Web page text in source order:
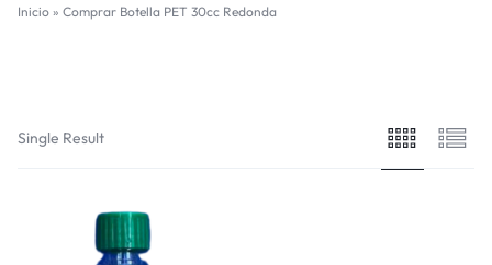
Inicio » Comprar Botella PET 30cc Redonda
Single Result